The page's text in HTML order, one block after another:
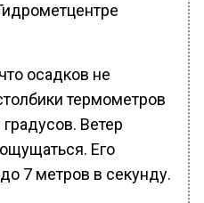
осадков не
термометров
Ветер
Его
7 метров в секунду.